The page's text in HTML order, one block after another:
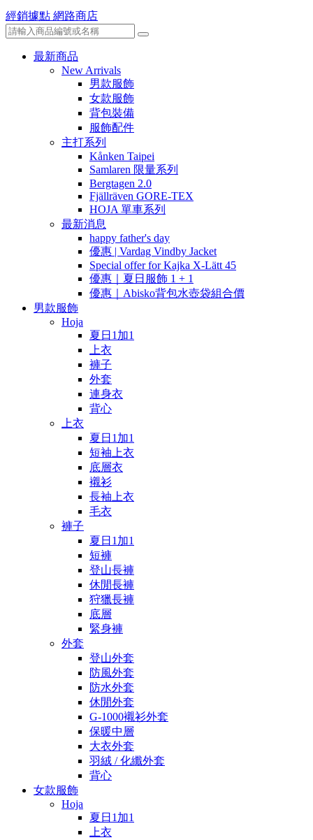
經銷據點 網路商店
最新商品
New Arrivals
男款服飾
女款服飾
背包裝備
服飾配件
主打系列
Kånken Taipei
Samlaren 限量系列
Bergtagen 2.0
Fjällräven GORE-TEX
HOJA 單車系列
最新消息
happy father's day
優惠 | Vardag Vindby Jacket
Special offer for Kajka X-Lätt 45
優惠｜夏日服飾 1 + 1
優惠｜Abisko背包水壺袋組合價
男款服飾
Hoja
夏日1加1
上衣
褲子
外套
連身衣
背心
上衣
夏日1加1
短袖上衣
底層衣
襯衫
長袖上衣
毛衣
褲子
夏日1加1
短褲
登山長褲
休閒長褲
狩獵長褲
底層
緊身褲
外套
登山外套
防風外套
防水外套
休閒外套
G-1000襯衫外套
保暖中層
大衣外套
羽絨 / 化纖外套
背心
女款服飾
Hoja
夏日1加1
上衣